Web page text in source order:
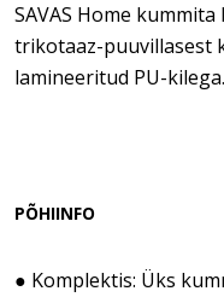
SAVAS Home
trikotaaz-puuvillasest
lamineeritud PU-kilega.
PÕHIINFO
● Komplektis: Üks